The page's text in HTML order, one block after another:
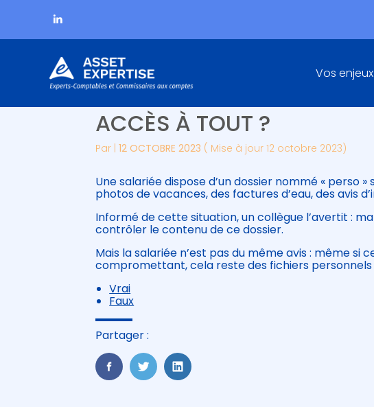
Aller
au
Principal
Vos enjeux
ORDINATEUR DU SALARIÉ
ACCÈS À TOUT ?
Par |12 OCTOBRE 2023 ( Mise à jour 12 octobre 2023)
Une salariée dispose d’un dossier nommé « perso
photos de vacances, des factures d’eau, des avis
Informé de cette situation, un collègue l’avertit :
contrôler le contenu de ce dossier.
Mais la salariée n’est pas du même avis : même si
compromettant, cela reste des fichiers personnels
Vrai
Faux
Partager :
FaceBook
TwitterLinkedIn